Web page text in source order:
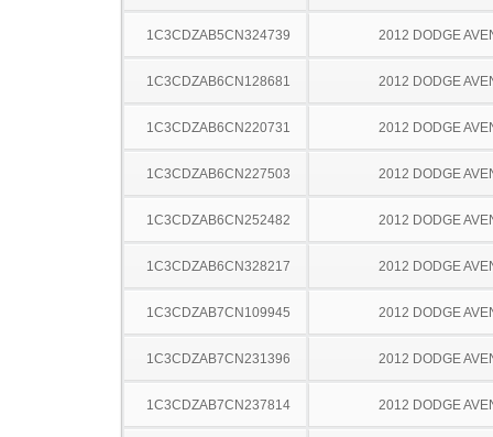
1C3CDZAB5CN324739 2012 DODGE
1C3CDZAB6CN128681 2012 DODGE
1C3CDZAB6CN220731 2012 DODGE
1C3CDZAB6CN227503 2012 DODGE
1C3CDZAB6CN252482 2012 DODGE
1C3CDZAB6CN328217 2012 DODGE
1C3CDZAB7CN109945 2012 DODGE
1C3CDZAB7CN231396 2012 DODGE
1C3CDZAB7CN237814 2012 DODGE